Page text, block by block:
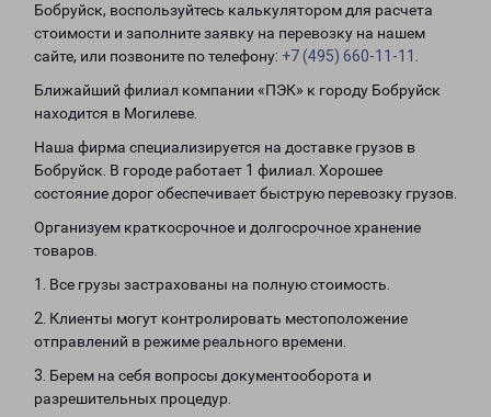
Бобруйск, воспользуйтесь калькулятором для расчета
стоимости и заполните заявку на перевозку на нашем
сайте, или позвоните по телефону: +7 (495) 660-11-11
Ближайший филиал компании «ПЭК» к городу Бобруйск
находится в Могилеве.
Наша фирма специализируется на доставке грузов в
Бобруйск. В городе работает 1 филиал. Хорошее
состояние дорог обеспечивает быструю перевозку грузов.
Организуем краткосрочное и долгосрочное хранение
товаров.
1. Все грузы застрахованы на полную стоимость.
2. Клиенты могут контролировать местоположение
отправлений в режиме реального времени.
3. Берем на себя вопросы документооборота и
разрешительных процедур.